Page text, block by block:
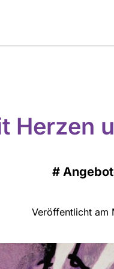
Herzen
#
Veröffentlicht am